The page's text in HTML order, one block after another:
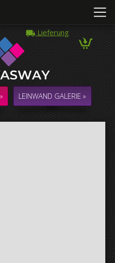
Lieferung
LEINWAND GALERIE »
Fotos
aus mehreren Fotos